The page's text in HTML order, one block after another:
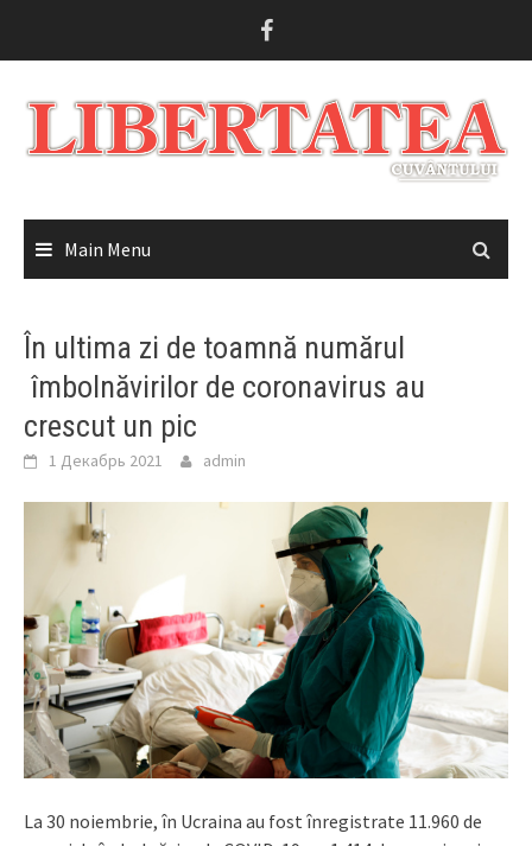
Main Menu
În ultima zi de toamnă numărul
îmbolnăvirilor de coronavirus au
crescut un pic
1 Декабрь 2021 admin
La 30 noiembrie, în Ucraina au fost înregistrate 11.960 de